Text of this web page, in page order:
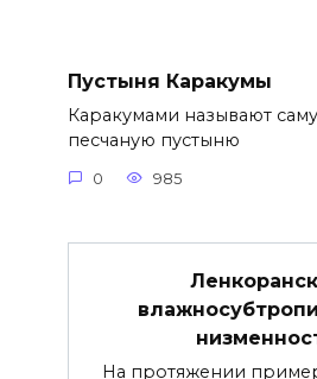
Пустыня Каракумы
Каракумами называют
песчаную пустыню
0 985
На протяжении